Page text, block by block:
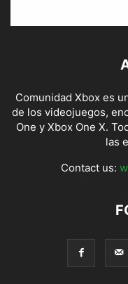
Comunidad Xbox es
de los videojuegos,
One y Xbox One X.
las
Contact us: